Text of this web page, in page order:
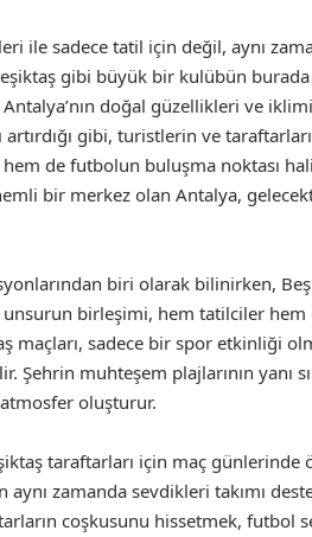
ile sadece tatil için değil, aynı
gibi büyük bir kulübün
doğal güzellikleri ve
gibi, turistlerin ve
de futbolun buluşma noktası
bir merkez olan Antalya,
biri olarak bilinirken,
birleşimi, hem tatilciler hem
maçları, sadece bir spor etkinliği
Şehrin muhteşem plajlarının yanı
oluşturur.
taraftarları için maç
zamanda sevdikleri takımı
coşkusunu hissetmek, futbol